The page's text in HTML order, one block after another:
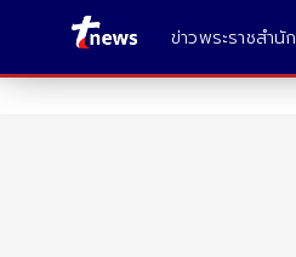
ข่าวพระราชสำนัก